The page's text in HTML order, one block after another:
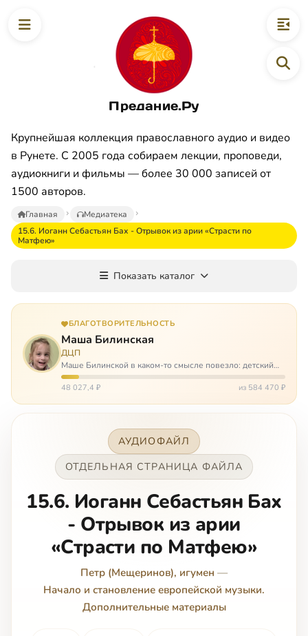
Предание.Ру
Крупнейшая коллекция православного аудио и видео
в Рунете. С 2005 года собираем лекции, проповеди,
аудиокниги и фильмы — более 30 000 записей от
1500 авторов.
Главная
Медиатека
15.6. Иоганн Себастьян Бах - Отрывок из арии «Страсти по
Матфею»
Показать каталог
БЛАГОТВОРИТЕЛЬНОСТЬ
Маша Билинская
ДЦП
Маше Билинской в каком-то смысле повезло: детский
церебральный паралич зацепил её не очень сильно. Но
всё-таки есть диагноз и есть немалые проблемы – Маша
48 027,4 ₽ из 584 470 ₽
АУДИОФАЙЛ
ОТДЕЛЬНАЯ СТРАНИЦА ФАЙЛА
15.6. Иоганн Себастьян Бах
- Отрывок из арии
«Страсти по Матфею»
Петр (Мещеринов), игумен —
Начало и становление европейской музыки.
Дополнительные материалы